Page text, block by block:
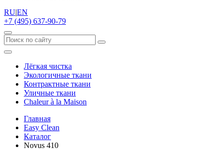
RU|EN
+7 (495) 637-90-79
Лёгкая чистка
Экологичные ткани
Контрактные ткани
Уличные ткани
Сhaleur à la Maison
Главная
Easy Clean
Каталог
Novus 410